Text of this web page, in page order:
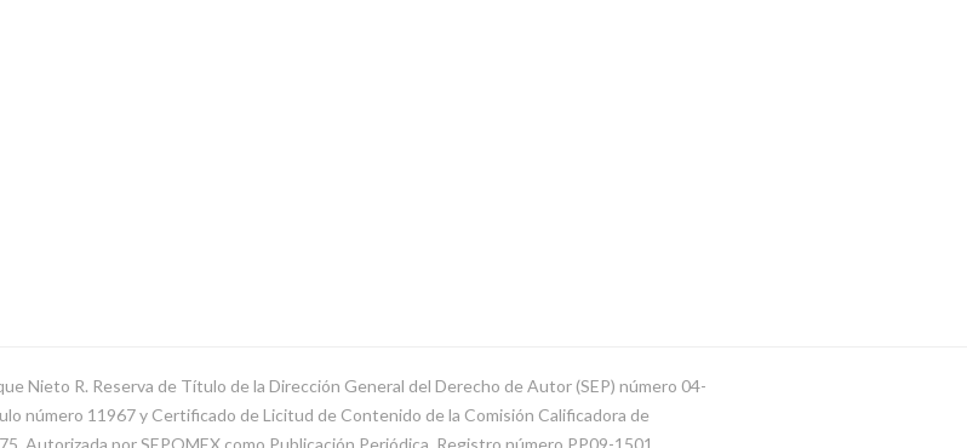
Nieto R. Reserva de Título de la Dirección General del Derecho de Autor (SEP) número 04-
número 11967 y Certificado de Licitud de Contenido de la Comisión Calificadora de
Autorizada por SEPOMEX como Publicación Periódica. Registro número PP09-1501.